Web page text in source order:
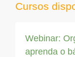
Cursos
Webinar:
aprenda o